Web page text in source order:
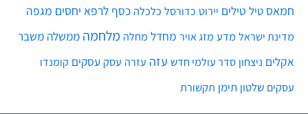
חמאס טיל טילים יירוט כדורסל כלכלה כסף לרפא יחסים מגפה
מדינת ישראל מדע מזג אויר מחדל מחלה מלחמה ממשלה משבר
אקלים ניצחון סדר עולמי חדש עזה עזרה עסק עסקים קומנדו
עסקים שלטון תימן תקשורת